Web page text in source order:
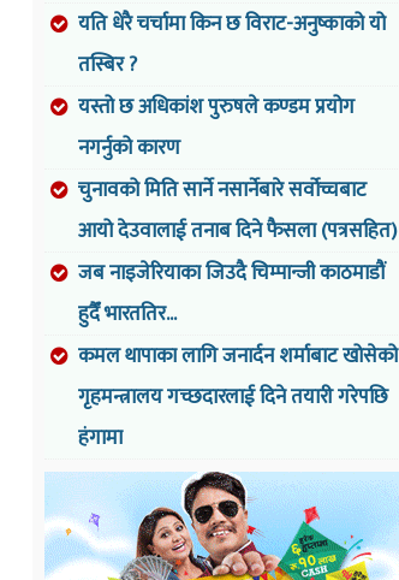
यति धेरै चर्चामा किन छ विराट-अनुष्काको यो
तस्बिर ?
यस्तो छ अधिकांश पुरुषले कण्डम प्रयोग
नगर्नुको कारण
चुनावको मिति सार्ने नसार्नेबारे सर्वोच्चबाट
आयो देउवालाई तनाब दिने फैसला (पत्रसहित)
जब नाइजेरियाका जिउदै चिम्पान्जी काठमाडौं
हुदैँ भारततिर...
कमल थापाका लागि जनार्दन शर्माबाट खोसेको
गृहमन्त्रालय गच्छदारलाई दिने तयारी गरेपछि
हंगामा